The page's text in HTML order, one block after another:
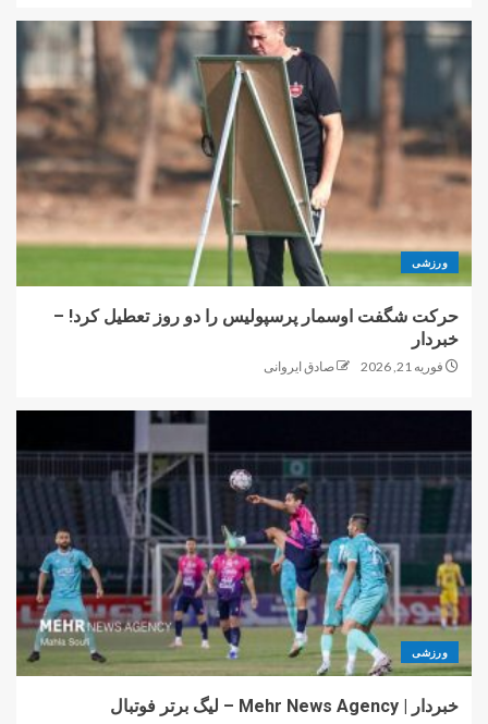
ورزشی
حرکت شگفت اوسمار پرسپولیس را دو روز تعطیل کرد! –
خبردار
فوریه 21, 2026 صادق ایروانی
ورزشی
خبردار | Mehr News Agency – لیگ برتر فوتبال